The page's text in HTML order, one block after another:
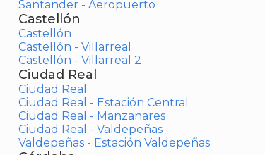
Santander - Aeropuerto
Castellón
Castellón
Castellón - Villarreal
Castellón - Villarreal 2
Ciudad Real
Ciudad Real
Ciudad Real - Estación Central
Ciudad Real - Manzanares
Ciudad Real - Valdepeñas
Valdepeñas - Estación Valdepeñas